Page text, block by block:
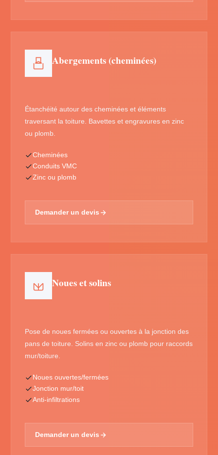
Abergements (cheminées)
Étanchéité autour des cheminées et éléments
traversant la toiture. Bavettes et engravures en zinc
ou plomb.
Cheminées
Conduits VMC
Zinc ou plomb
Demander un devis
Noues et solins
Pose de noues fermées ou ouvertes à la jonction des
pans de toiture. Solins en zinc ou plomb pour raccords
mur/toiture.
Noues ouvertes/fermées
Jonction mur/toit
Anti-infiltrations
Demander un devis